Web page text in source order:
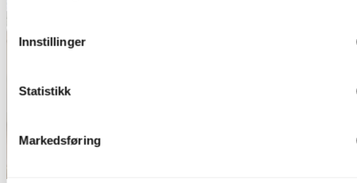
Innstillinger
Statistikk
Markedsføring